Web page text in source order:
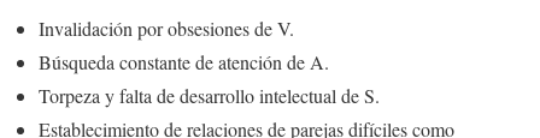
Invalidación por obsesiones de V.
Búsqueda constante de atención de A.
Torpeza y falta de desarrollo intelectual de S.
Establecimiento de relaciones de parejas difíciles como